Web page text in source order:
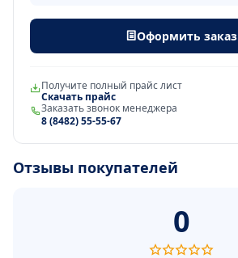
Оформить заказ
Получите полный прайс лист
Скачать прайс
Заказать звонок менеджера
8 (8482) 55-55-67
Отзывы покупателей
0